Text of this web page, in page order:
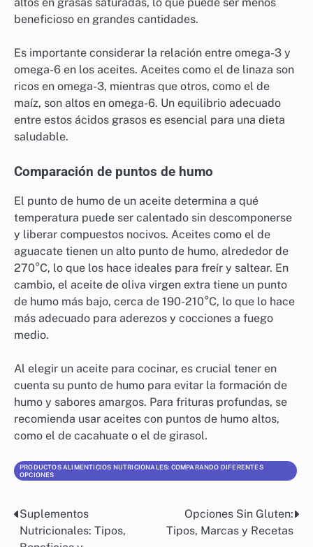
cocina entre sí?
Los aceites de cocina varían en sus beneficios para la
salud, puntos de humo y perfiles de sabor, lo que
influye en su uso en la cocina. Elegir el aceite
adecuado depende de factores como el tipo de
cocción y las preferencias dietéticas.
Los aceites de cocina ofrecen diferentes beneficios
para la salud, dependiendo de su composición de
ácidos grasos. Por ejemplo, el aceite de oliva es rico
en ácidos grasos monoinsaturados y antioxidantes, lo
que lo convierte en una opción saludable para el
corazón. En contraste, los aceites como el de coco son
altos en grasas saturadas, lo que puede ser menos
beneficioso en grandes cantidades.
Es importante considerar la relación entre omega-3 y
ricos en omega-3, mientras que otros, como el de
maíz, son altos en omega-6. Un equilibrio adecuado
entre estos ácidos grasos es esencial para una dieta
saludable.
El punto de humo de un aceite determina a qué
y liberar compuestos nocivos. Aceites como el de
aguacate tienen un alto punto de humo, alrededor de
270°C, lo que los hace ideales para freír y saltear. En